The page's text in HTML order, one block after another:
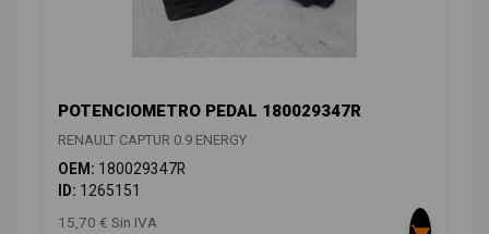
POTENCIOMETRO PEDAL 180029347R
RENAULT CAPTUR 0.9 ENERGY
OEM: 180029347R
ID: 1265151
15,70 € Sin IVA